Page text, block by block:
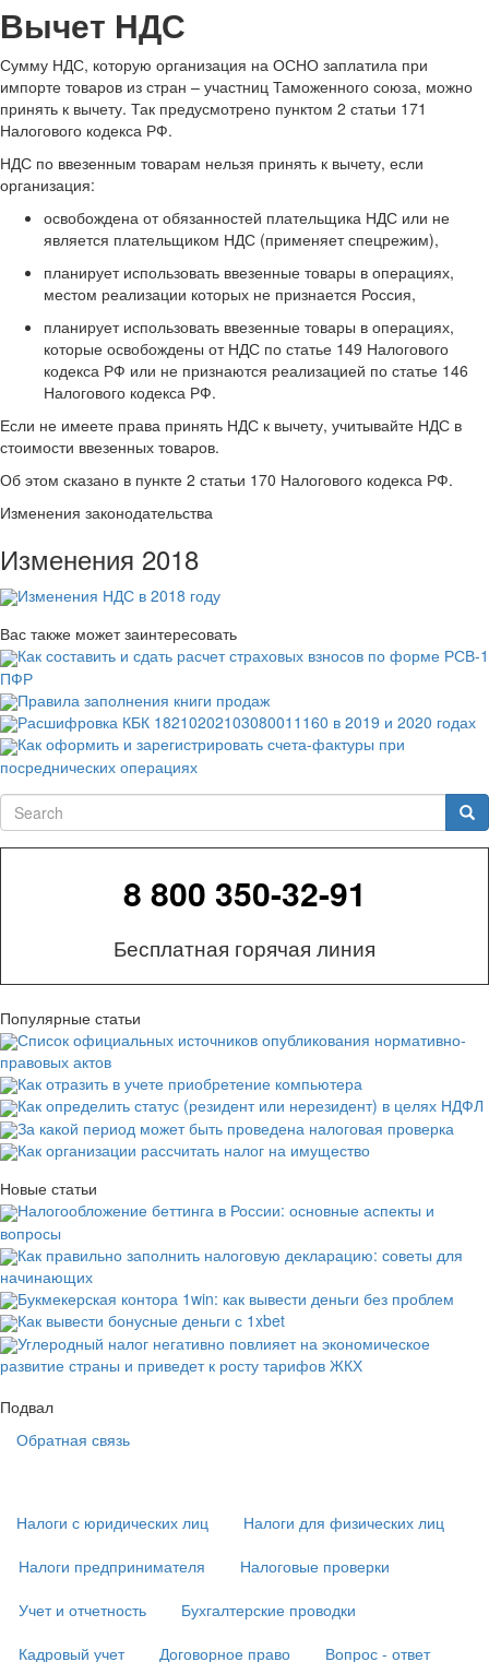
Вычет НДС
Сумму НДС, которую организация на ОСНО заплатила при
импорте товаров из стран – участниц Таможенного союза, можно
принять к вычету. Так предусмотрено пунктом 2 статьи 171
Налогового кодекса РФ.
НДС по ввезенным товарам нельзя принять к вычету, если
организация:
освобождена от обязанностей плательщика НДС или не
является плательщиком НДС (применяет спецрежим),
планирует использовать ввезенные товары в операциях,
местом реализации которых не признается Россия,
планирует использовать ввезенные товары в операциях,
которые освобождены от НДС по статье 149 Налогового
кодекса РФ или не признаются реализацией по статье 146
Налогового кодекса РФ.
Если не имеете права принять НДС к вычету, учитывайте НДС в
стоимости ввезенных товаров.
Об этом сказано в пункте 2 статьи 170 Налогового кодекса РФ.
Изменения законодательства
Изменения 2018
Изменения НДС в 2018 году
Вас также может заинтересовать
Как составить и сдать расчет страховых взносов по форме РСВ-1
ПФР
Правила заполнения книги продаж
Расшифровка КБК 18210202103080011160 в 2019 и 2020 годах
Как оформить и зарегистрировать счета-фактуры при
посреднических операциях
Search
8 800 350-32-91
Бесплатная горячая линия
Популярные статьи
Список официальных источников опубликования нормативно-
правовых актов
Как отразить в учете приобретение компьютера
Как определить статус (резидент или нерезидент) в целях НДФЛ
За какой период может быть проведена налоговая проверка
Как организации рассчитать налог на имущество
Новые статьи
Налогообложение беттинга в России: основные аспекты и
вопросы
Как правильно заполнить налоговую декларацию: советы для
начинающих
Букмекерская контора 1win: как вывести деньги без проблем
Как вывести бонусные деньги с 1xbet
Углеродный налог негативно повлияет на экономическое
развитие страны и приведет к росту тарифов ЖКХ
Подвал
Обратная связь
подвале)
Налоги с юридических лиц
Налоги для физических лиц
Налоги предпринимателя
Налоговые проверки
Учет и отчетность
Бухгалтерские проводки
Кадровый учет
Договорное право Вопрос - ответ